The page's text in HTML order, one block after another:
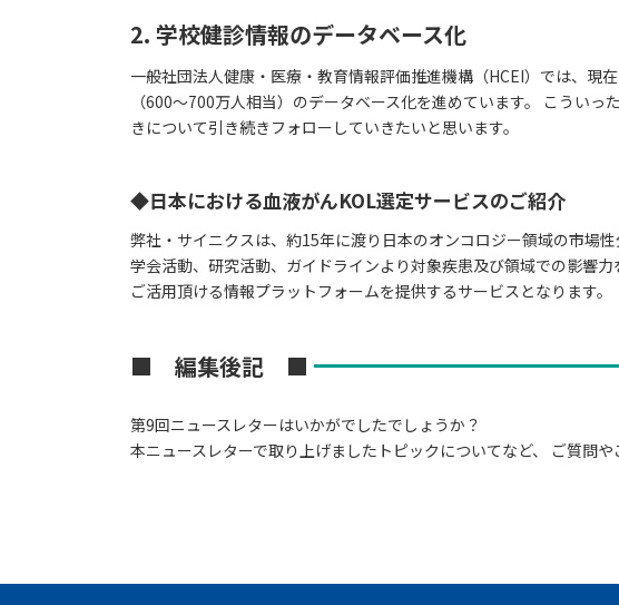
2. 学校健診情報のデータベース化
一般社団法人健康・医療・教育情報評価推進機構（HCEI）では、現
（600～700万人相当）のデータベース化を進めています。 こうい
きについて引き続きフォローしていきたいと思います。
◆日本における血液がんKOL選定サービスのご紹介
弊社・サイニクスは、約15年に渡り日本のオンコロジー領域の市場
学会活動、研究活動、ガイドラインより対象疾患及び領域での影響
ご活用頂ける情報プラットフォームを提供するサービスとなります。
■ 編集後記 ■
第9回ニュースレターはいかがでしたでしょうか？
本ニュースレターで取り上げましたトピックについてなど、 ご質問